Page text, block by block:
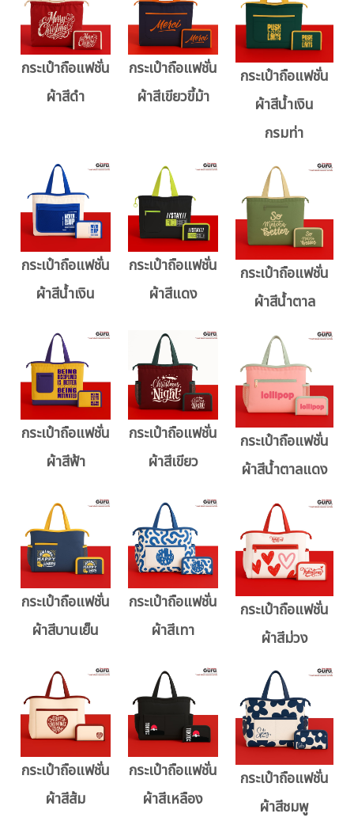
กระเป๋าถือแฟชั่น
ผ้าสีดำ
กระเป๋าถือแฟชั่น
ผ้าสีเขียวขี้ม้า
กระเป๋าถือแฟชั่น
ผ้าสีน้ำเงิน
กรมท่า
กระเป๋าถือแฟชั่น
ผ้าสีน้ำเงิน
กระเป๋าถือแฟชั่น
ผ้าสีแดง
กระเป๋าถือแฟชั่น
ผ้าสีน้ำตาล
กระเป๋าถือแฟชั่น
ผ้าสีฟ้า
กระเป๋าถือแฟชั่น
ผ้าสีเขียว
กระเป๋าถือแฟชั่น
ผ้าสีน้ำตาลแดง
กระเป๋าถือแฟชั่น
ผ้าสีบานเย็น
กระเป๋าถือแฟชั่น
ผ้าสีเทา
กระเป๋าถือแฟชั่น
ผ้าสีม่วง
กระเป๋าถือแฟชั่น
ผ้าสีส้ม
กระเป๋าถือแฟชั่น
ผ้าสีเหลือง
กระเป๋าถือแฟชั่น
ผ้าสีชมพู